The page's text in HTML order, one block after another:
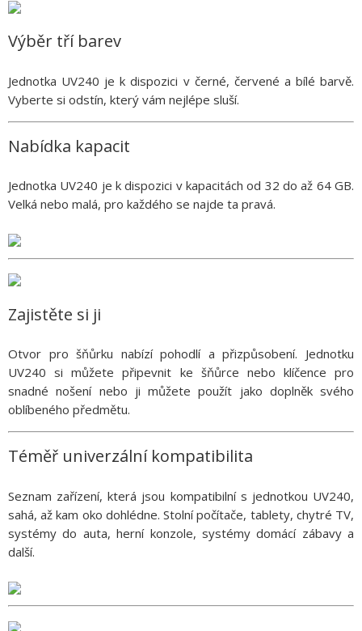
Výběr tří barev
Jednotka UV240 je k dispozici v černé, červené a bílé barvě.
Vyberte si odstín, který vám nejlépe sluší.
Nabídka kapacit
Jednotka UV240 je k dispozici v kapacitách od 32 do až 64 GB.
Velká nebo malá, pro každého se najde ta pravá.
Zajistěte si ji
Otvor pro šňůrku nabízí pohodlí a přizpůsobení. Jednotku
UV240 si můžete připevnit ke šňůrce nebo klíčence pro
snadné nošení nebo ji můžete použít jako doplněk svého
oblíbeného předmětu.
Téměř univerzální kompatibilita
Seznam zařízení, která jsou kompatibilní s jednotkou UV240,
sahá, až kam oko dohlédne. Stolní počítače, tablety, chytré TV,
systémy do auta, herní konzole, systémy domácí zábavy a
další.